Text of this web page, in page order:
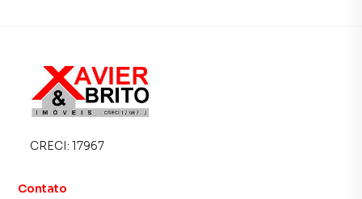
CRECI: 17967
Contato